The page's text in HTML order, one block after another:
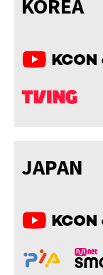
KOREA
JAPAN